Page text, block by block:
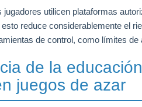
jugadores utilicen plataformas
reduce considerablemente el
de control, como límites
de la
juegos de azar